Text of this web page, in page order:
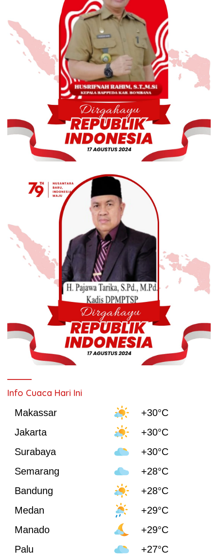
Info Cuaca Hari Ini
Makassar
+30°C
Jakarta
+30°C
Surabaya
+30°C
Semarang
+28°C
Bandung
+28°C
Medan
+29°C
Manado
+29°C
Palu
+27°C